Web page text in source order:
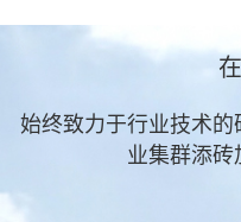
始终致力于行业技术
业集群添砖